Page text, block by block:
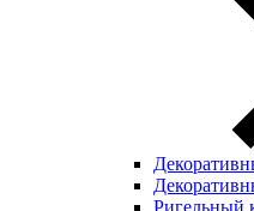
Ригельный